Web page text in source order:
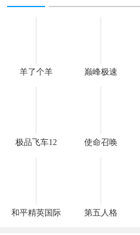
羊了个羊 巅峰极速
极品飞车12 使命召唤
和平精英国际
第五人格